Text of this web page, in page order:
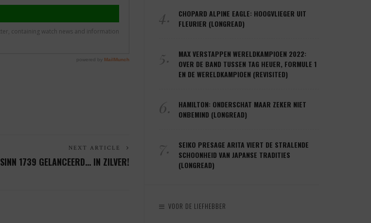
NEXT ARTICLE
SINN 1739 GELANCEERD… IN ZILVER!
4.
CHOPARD ALPINE EAGLE: HOOGVLIEGER UIT
FLEURIER (LONGREAD)
5.
MAX VERSTAPPEN WERELDKAMPIOEN 2022:
OVER DE BAND TUSSEN TAG HEUER, FORMULE 1
EN DE WERELDKAMPIOEN (REVISITED)
6.
HAMILTON: ONDERSCHAT MAAR ZEKER NIET
ONBEMIND (LONGREAD)
7.
SEIKO PRESAGE ARITA VIERT DE STRALENDE
SCHOONHEID VAN JAPANSE TRADITIES
(LONGREAD)
VOOR DE LIEFHEBBER